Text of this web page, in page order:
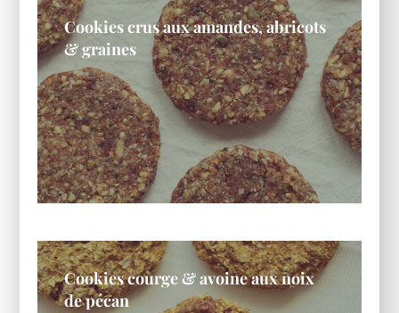
Cookies crus aux amandes, abricots
& graines
Cookies courge & avoine aux noix
de pécan